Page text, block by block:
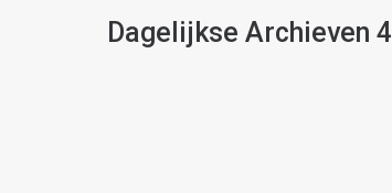
Dagelijkse Archieven